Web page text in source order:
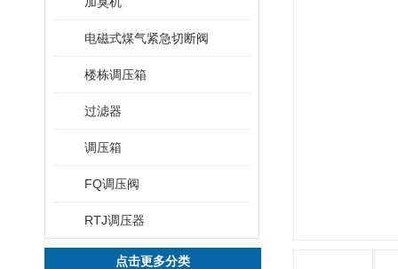
电磁式煤气紧急切断阀
楼栋调压箱
过滤器
调压箱
FQ调压阀
RTJ​调压器
点击更多分类